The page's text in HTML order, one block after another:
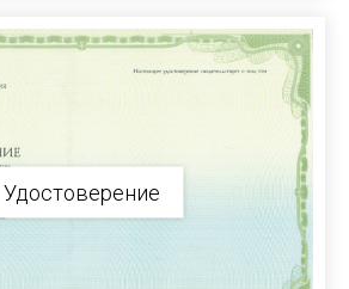
Удостоверение